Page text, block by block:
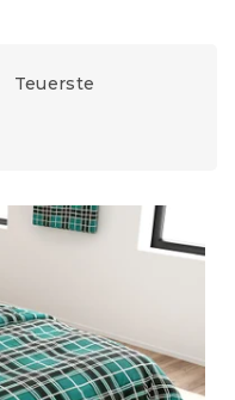
Teuerste